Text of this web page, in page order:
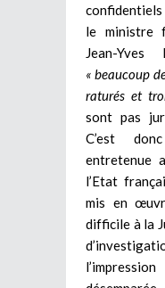
le ministre
Jean-
« beaucoup
raturés et
sont pas
C’est
entretenue
l’Etat
mis en
difficile à la